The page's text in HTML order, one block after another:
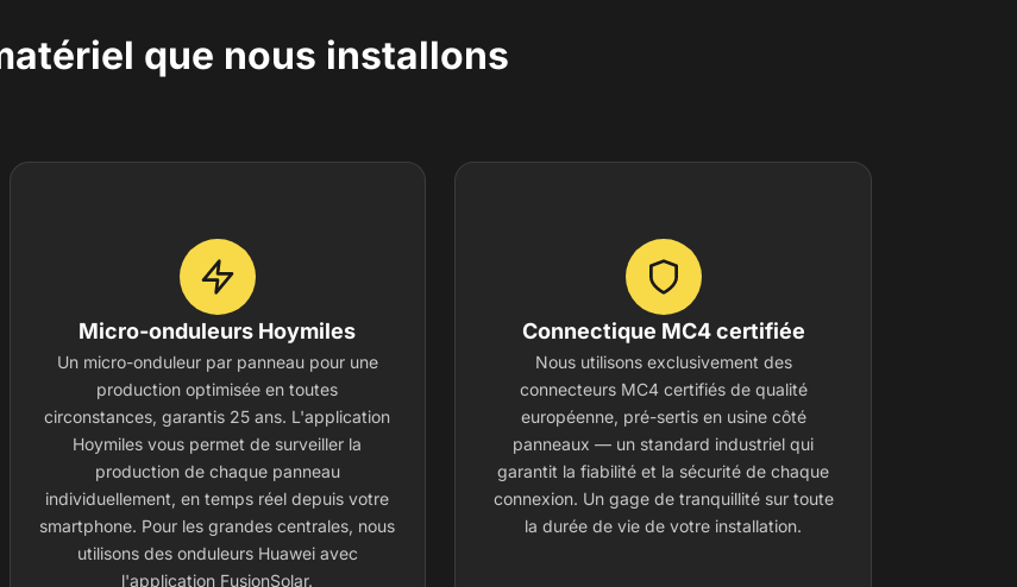
que nous installons
Micro-onduleurs Hoymiles
Un micro-onduleur par panneau pour une
production optimisée en toutes
circonstances, garantis 25 ans. L'application
Hoymiles vous permet de surveiller la
production de chaque panneau
individuellement, en temps réel depuis votre
smartphone. Pour les grandes centrales, nous
utilisons des onduleurs Huawei avec
l'application FusionSolar.
Connectique MC4 certifiée
Nous utilisons exclusivement des
connecteurs MC4 certifiés de qualité
européenne, pré-sertis en usine côté
panneaux — un standard industriel qui
garantit la fiabilité et la sécurité de chaque
connexion. Un gage de tranquillité sur toute
la durée de vie de votre installation.